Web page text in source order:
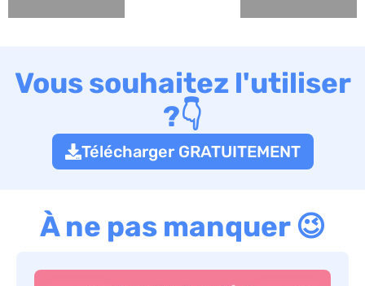
Vous souhaitez l'utiliser
?👇
Télécharger GRATUITEMENT
À ne pas manquer 😉